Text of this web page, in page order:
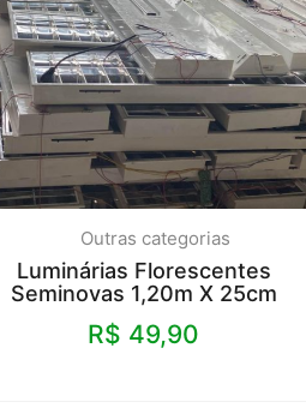
Outras categorias
Luminárias Florescentes
Seminovas 1,20m X 25cm
R$ 49,90